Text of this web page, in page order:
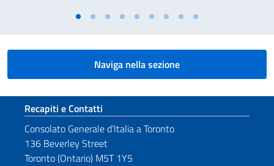
Naviga nella sezione
Sezione footer
Recapiti e Contatti
Consolato Generale d’Italia a Toronto
136 Beverley Street
Toronto (Ontario) M5T 1Y5